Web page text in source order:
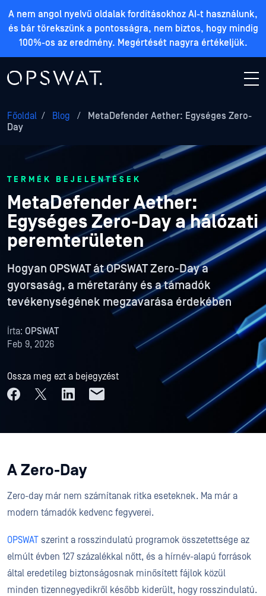
A nem angol nyelvű oldalak fordításokhoz AI-t használunk,
és bár törekszünk a pontosságra, nem biztos, hogy mindig
100%-os az eredmény. Megértését nagyra értékeljük.
Főoldal / Blog /
MetaDefender Aether: Egységes Zero-
Day
TERMÉK BEJELENTÉSEK
MetaDefender Aether:
Egységes Zero-Day a hálózati
peremterületen
Hogyan OPSWAT át OPSWAT Zero-Day a
gyorsaság, a méretarány és a támadók
tevékenységének megzavarása érdekében
Írta: OPSWAT
Feb 9, 2026
Ossza meg ezt a bejegyzést
A Zero-Day
Zero-day már nem számítanak ritka eseteknek. Ma már a
modern támadók kedvenc fegyverei.
OPSWAT szerint a rosszindulatú programok összetettsége az
elmúlt évben 127 százalékkal nőtt, és a hírnév-alapú források
által eredetileg biztonságosnak minősített fájlok közül
minden tizennegyedikről később kiderült, hogy rosszindulatú.